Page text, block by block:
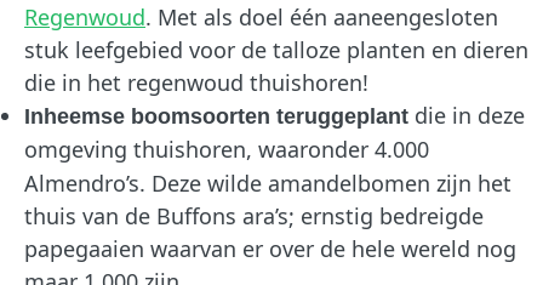
Regenwoud. Met als doel één aaneengesloten
stuk leefgebied voor de talloze planten en dieren
die in het regenwoud thuishoren!
Inheemse boomsoorten teruggeplant die in deze
omgeving thuishoren, waaronder 4.000
Almendro’s. Deze wilde amandelbomen zijn het
thuis van de Buffons ara’s; ernstig bedreigde
papegaaien waarvan er over de hele wereld nog